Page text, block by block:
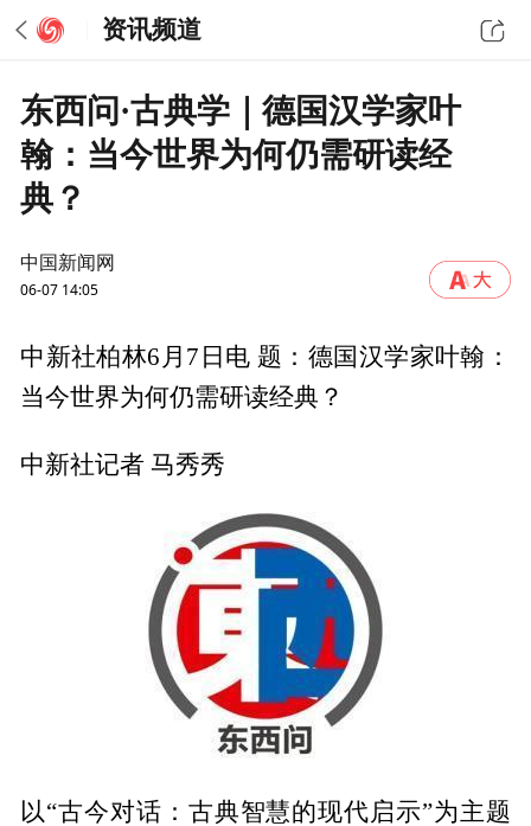
资讯频道
东西问·古典学｜德国汉学家叶
翰：当今世界为何仍需研读经
典？
中国新闻网
06-07 14:05
中新社柏林6月7日电 题：德国汉学家叶翰：
当今世界为何仍需研读经典？
中新社记者 马秀秀
以“古今对话：古典智慧的现代启示”为主题